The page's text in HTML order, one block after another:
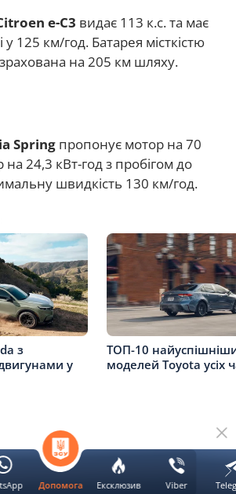
e-C3 видає 113 к.с. та має
у 125 км/год. Батарея місткістю
на 205 км шляху.
Spring пропонує мотор на 70
на 24,3 кВт-год з пробігом до
швидкість 130 км/год.
з
у
ТОП-10
моделей Toyota усіх
Допомога Ексклюзив Viber